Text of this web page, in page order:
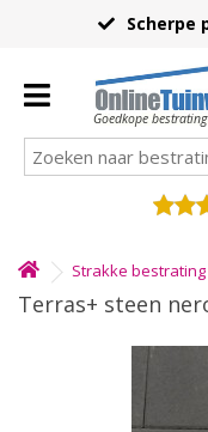
Scherpe
Goedkope
Strakke bestrating
Terras+ steen